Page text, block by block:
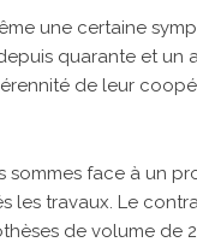
une certaine
quarante et
de leur
sommes face à un
les travaux. Le
de volume de